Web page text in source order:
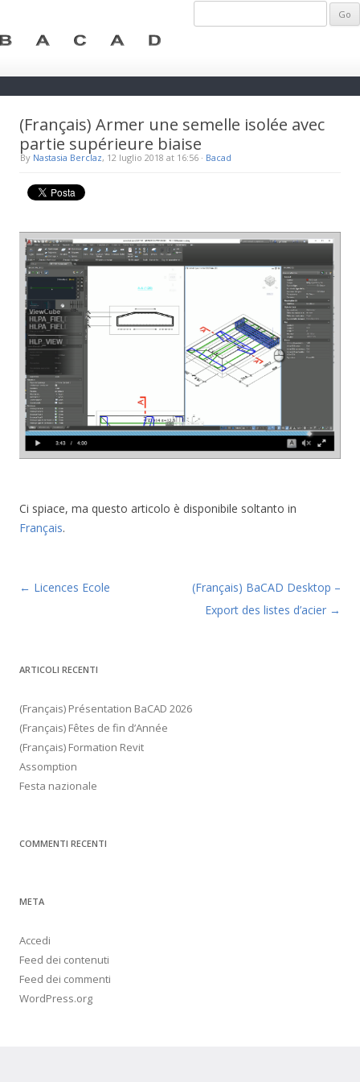
(Français) Armer une semelle isolée avec
partie supérieure biaise
By Nastasia Berclaz, 12 luglio 2018 at 16:56 · Bacad
Ci spiace, ma questo articolo è disponibile soltanto in
Français.
Navigazione articolo
← Licences Ecole
(Français) BaCAD Desktop –
Export des listes d’acier →
ARTICOLI RECENTI
(Français) Présentation BaCAD 2026
(Français) Fêtes de fin d’Année
(Français) Formation Revit
Assomption
Festa nazionale
COMMENTI RECENTI
META
Accedi
Feed dei contenuti
Feed dei commenti
WordPress.org